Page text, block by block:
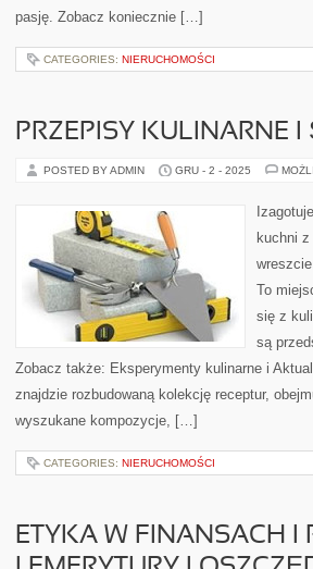
pasję. Zobacz koniecznie […]
CATEGORIES: NIERUCHOMOŚCI
PRZEPISY KULINARNE
POSTED BY ADMIN GRU - 2 - 2025
kuchni
To
się z
są
Zobacz także: Eksperymenty kulinarne i
znajdzie rozbudowaną kolekcję receptur,
wyszukane kompozycje, […]
CATEGORIES: NIERUCHOMOŚCI
ETYKA W FINANSACH I